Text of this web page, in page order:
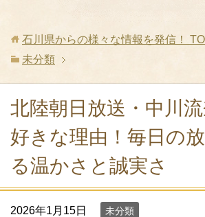
石川県からの様々な情報を発信！
未分類
北陸朝日放送・中川
好きな理由！毎日の
る温かさと誠実さ
2026年1月15日 未分類